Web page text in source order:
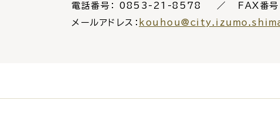
電話番号： 0853-21-8578
FAX番
メールアドレス：